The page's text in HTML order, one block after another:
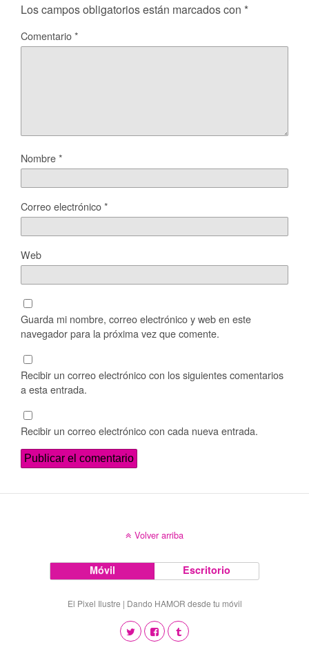
Los campos obligatorios están marcados con *
Comentario*
Nombre*
Correo electrónico*
Web
Guarda mi nombre, correo electrónico y web en este
navegador para la próxima vez que comente.
Recibir un correo electrónico con los siguientes comentarios
a esta entrada.
Recibir un correo electrónico con cada nueva entrada.
Volver arriba
Móvil Escritorio
El Pixel Ilustre | Dando HAMOR desde tu móvil